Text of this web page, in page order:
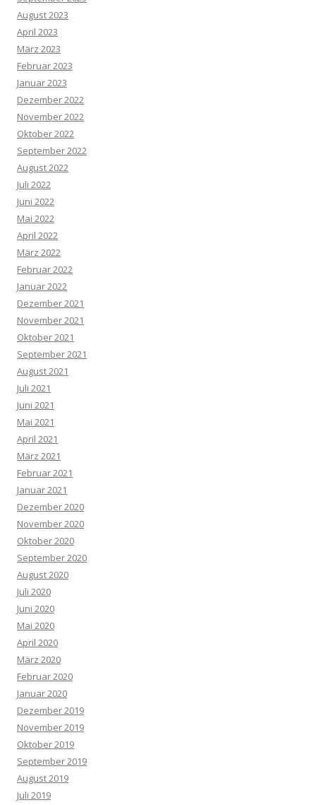
August 2023
April 2023
März 2023
Februar 2023
Januar 2023
Dezember 2022
November 2022
Oktober 2022
September 2022
August 2022
Juli 2022
Juni 2022
Mai 2022
April 2022
März 2022
Februar 2022
Januar 2022
Dezember 2021
November 2021
Oktober 2021
September 2021
August 2021
Juli 2021
Juni 2021
Mai 2021
April 2021
März 2021
Februar 2021
Januar 2021
Dezember 2020
November 2020
Oktober 2020
September 2020
August 2020
Juli 2020
Juni 2020
Mai 2020
April 2020
März 2020
Februar 2020
Januar 2020
Dezember 2019
November 2019
Oktober 2019
September 2019
August 2019
Juli 2019